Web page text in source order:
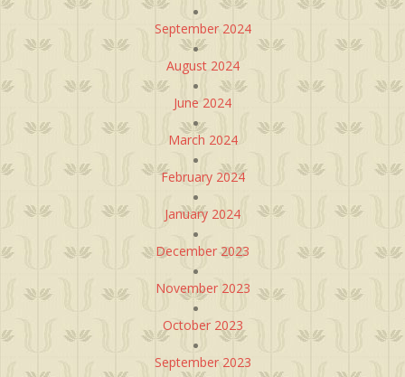
September 2024
August 2024
June 2024
March 2024
February 2024
January 2024
December 2023
November 2023
October 2023
September 2023